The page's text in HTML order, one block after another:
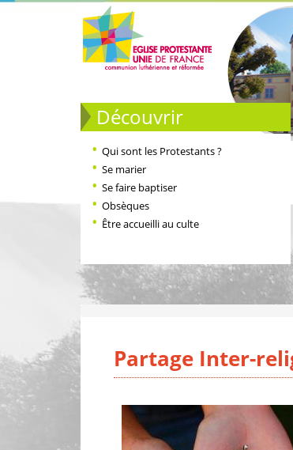
Découvrir
Qui sont les Protestants ?
Se marier
Se faire baptiser
Obsèques
Être accueilli au culte
Partage Inter-